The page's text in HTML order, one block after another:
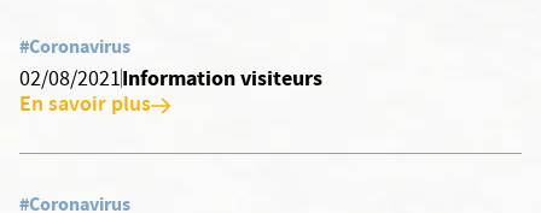
#Coronavirus
02/08/2021Information visiteurs
En savoir plus
#Coronavirus